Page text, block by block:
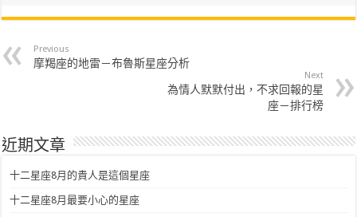
Previous
摩羯座的地雷－布魯斯星座分析
Next
為情人默默付出，不求回報的星
座－排行榜
近期文章
十二星座8月的貴人是這個星座
十二星座8月最要小心的星座